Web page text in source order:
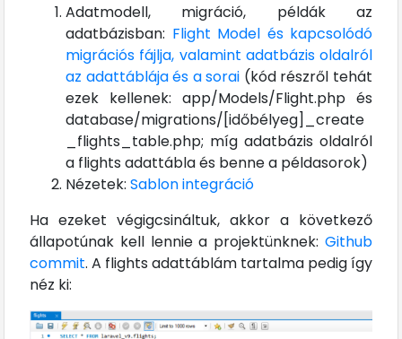
Adatmodell, migráció, példák az
adatbázisban: Flight Model és kapcsolódó
migrációs fájlja, valamint adatbázis oldalról
az adattáblája és a sorai (kód részről tehát
ezek kellenek: app/Models/Flight.php és
database/migrations/[időbélyeg]_create
_flights_table.php; míg adatbázis oldalról
a flights adattábla és benne a példasorok)
Nézetek: Sablon integráció
Ha ezeket végigcsináltuk, akkor a következő
állapotúnak kell lennie a projektünknek: Github
commit. A flights adattáblám tartalma pedig így
néz ki: